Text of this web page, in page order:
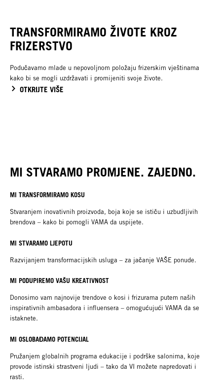
TRANSFORMIRAMO ŽIVOTE KROZ
FRIZERSTVO
Podučavamo mlade u nepovoljnom položaju frizerskim vještinama
kako bi se mogli uzdržavati i promijeniti svoje živote.
OTKRIJTE VIŠE
MI STVARAMO PROMJENE. ZAJEDNO.
MI TRANSFORMIRAMO KOSU
Stvaranjem inovativnih proizvoda, boja koje se ističu i uzbudljivih
brendova – kako bi pomogli VAMA da uspijete.
MI STVARAMO LJEPOTU
Razvijanjem transformacijskih usluga – za jačanje VAŠE ponude.
MI PODUPIREMO VAŠU KREATIVNOST
Donosimo vam najnovije trendove o kosi i frizurama putem naših
inspirativnih ambasadora i influensera – omogućujući VAMA da se
istaknete.
MI OSLOBAĐAMO POTENCIJAL
Pružanjem globalnih programa edukacije i podrške salonima, koje
provode istinski strastveni ljudi – tako da VI možete napredovati i
rasti.